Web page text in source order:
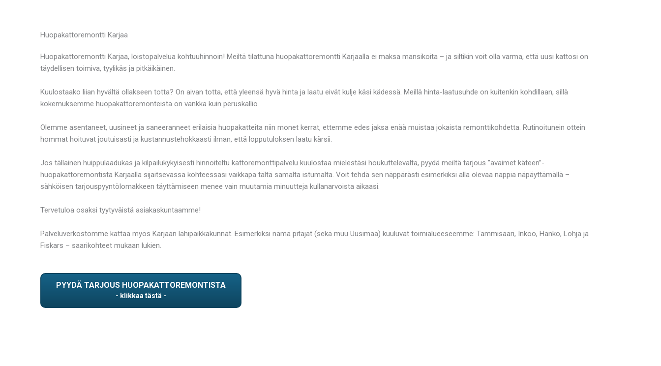
Huopakattoremontti Karjaa
Huopakattoremontti Karjaa, loistopalvelua kohtuuhinnoin! Meiltä tilattuna huopakattoremontti Karjaalla ei maksa mansikoita – ja siltikin voit olla varma, että uusi kattosi on
täydellisen toimiva, tyylikäs ja pitkäikäinen.
Kuulostaako liian hyvältä ollakseen totta? On aivan totta, että yleensä hyvä hinta ja laatu eivät kulje käsi kädessä. Meillä hinta-laatusuhde on kuitenkin kohdillaan, sillä
kokemuksemme huopakattoremonteista on vankka kuin peruskallio.
Olemme asentaneet, uusineet ja saneeranneet erilaisia huopakatteita niin monet kerrat, ettemme edes jaksa enää muistaa jokaista remonttikohdetta. Rutinoitunein ottein
hommat hoituvat joutuisasti ja kustannustehokkaasti ilman, että lopputuloksen laatu kärsii.
Jos tällainen huippulaadukas ja kilpailukykyisesti hinnoiteltu kattoremonttipalvelu kuulostaa mielestäsi houkuttelevalta, pyydä meiltä tarjous ”avaimet käteen”-
huopakattoremontista Karjaalla sijaitsevassa kohteessasi vaikkapa tältä samalta istumalta. Voit tehdä sen näppärästi esimerkiksi alla olevaa nappia näpäyttämällä –
sähköisen tarjouspyyntölomakkeen täyttämiseen menee vain muutamia minuutteja kullanarvoista aikaasi.
Tervetuloa osaksi tyytyväistä asiakaskuntaamme!
Palveluverkostomme kattaa myös Karjaan lähipaikkakunnat. Esimerkiksi nämä pitäjät (sekä muu Uusimaa) kuuluvat toimialueeseemme: Tammisaari, Inkoo, Hanko, Lohja ja
Fiskars – saarikohteet mukaan lukien.
PYYDÄ TARJOUS HUOPAKATTOREMONTISTA